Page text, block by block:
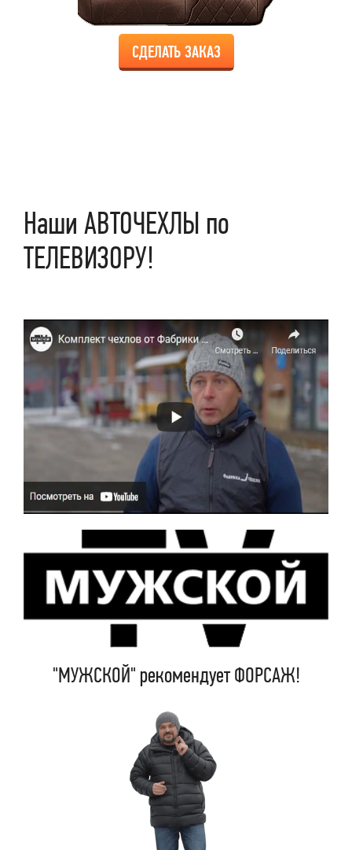
СДЕЛАТЬ ЗАКАЗ
Наши АВТОЧЕХЛЫ по
ТЕЛЕВИЗОРУ!
"МУЖСКОЙ" рекомендует ФОРСАЖ!